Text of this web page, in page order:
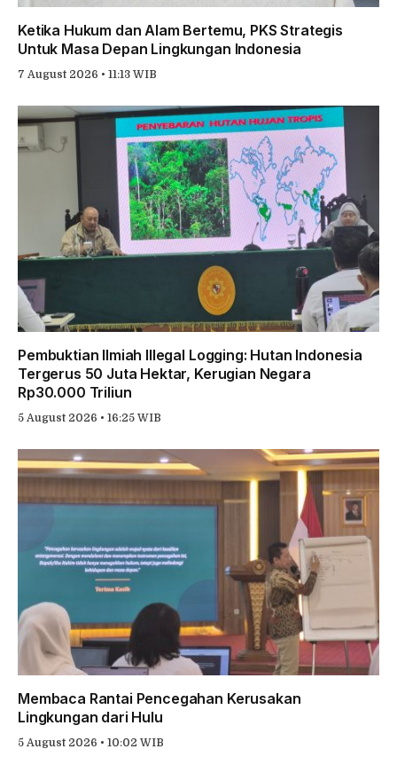
Ketika Hukum dan Alam Bertemu, PKS Strategis
Untuk Masa Depan Lingkungan Indonesia
7 August 2026 • 11:13 WIB
Pembuktian Ilmiah Illegal Logging: Hutan Indonesia
Tergerus 50 Juta Hektar, Kerugian Negara
Rp30.000 Triliun
5 August 2026 • 16:25 WIB
Membaca Rantai Pencegahan Kerusakan
Lingkungan dari Hulu
5 August 2026 • 10:02 WIB